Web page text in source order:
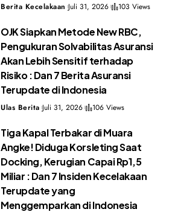
Berita Kecelakaan Juli 31, 2026 103 Views
OJK Siapkan Metode New RBC,
Pengukuran Solvabilitas Asuransi
Akan Lebih Sensitif terhadap
Risiko : Dan 7 Berita Asuransi
Terupdate di Indonesia
Ulas Berita Juli 31, 2026 106 Views
Tiga Kapal Terbakar di Muara
Angke! Diduga Korsleting Saat
Docking, Kerugian Capai Rp1,5
Miliar : Dan 7 Insiden Kecelakaan
Terupdate yang
Menggemparkan di Indonesia